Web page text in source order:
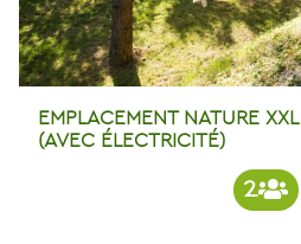
EMPLACEMENT NATURE
(AVEC ÉLECTRICITÉ)
2